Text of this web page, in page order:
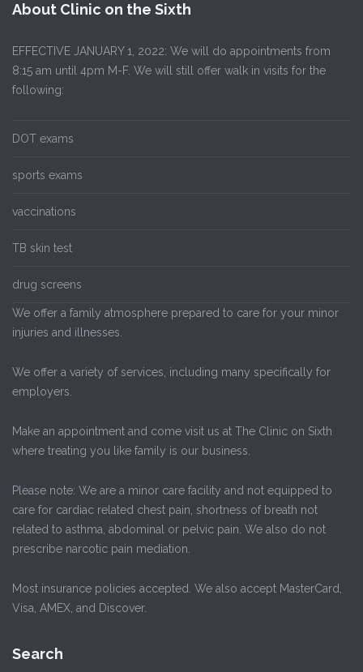
About Clinic on the Sixth
EFFECTIVE JANUARY 1, 2022: We will do appointments from
8:15 am until 4pm M-F. We will still offer walk in visits for the
following:
DOT exams
sports exams
vaccinations
TB skin test
drug screens
We offer a family atmosphere prepared to care for your minor
injuries and illnesses.
We offer a variety of services, including many specifically for
employers.
Make an appointment and come visit us at The Clinic on Sixth
where treating you like family is our business.
Please note: We are a minor care facility and not equipped to
care for cardiac related chest pain, shortness of breath not
related to asthma, abdominal or pelvic pain. We also do not
prescribe narcotic pain mediation.
Most insurance policies accepted. We also accept MasterCard,
Visa, AMEX, and Discover.
Search